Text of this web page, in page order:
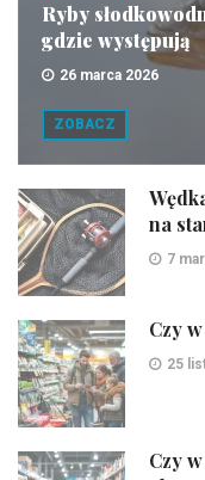
Ryby
gdzie występują
26 marca 2026
ZOBACZ
na
7
Czy
25
Czy